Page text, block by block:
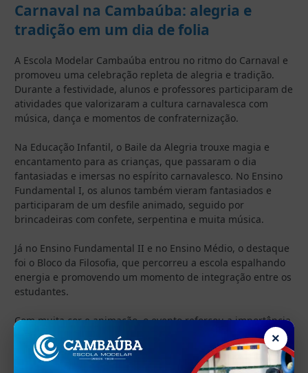
Carnaval na Cambaúba: alegria e
tradição em um dia de folia
A Escola Modelar Cambaúba entrou no ritmo do Carnaval e
promoveu uma celebração repleta de alegria e tradição.
Durante a festividade, alunos e professores participaram de
atividades que valorizaram a cultura carnavalesca com
música, dança e momentos de confraternização.
Na Educação Infantil, o Baile da Alegria trouxe magia e
encantamento para as crianças, que passaram o dia
fantasiadas e imersas no espírito carnavalesco. No Ensino
Fundamental I, os alunos também vieram fantasiados e
participaram de um desfile animado, seguido por
brincadeiras com confete, serpentina e muita música.
Já no Ensino Fundamental II e no Ensino Médio, o destaque
foi o Bloco da Filosofia, que percorreu a escola espalhando
energia e promovendo um momento de integração entre os
estudantes.
Com muita cor e animação, o evento reforçou a importância
da cultura popular e proporcionou um ambiente de
diversão e união entre toda a comunidade escolar.
×